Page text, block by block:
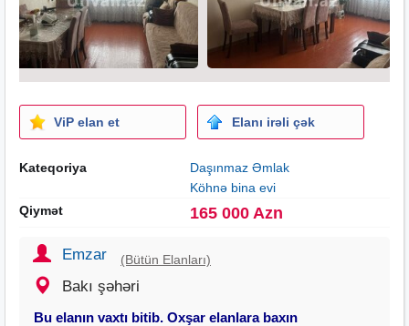
ViP elan et Elanı irəli çək
Kateqoriya
Daşınmaz Əmlak
Köhnə bina evi
Qiymət
165 000 Azn
Emzar (Bütün Elanları)
Bakı şəhəri
Bu elanın vaxtı bitib. Oxşar elanlara baxın